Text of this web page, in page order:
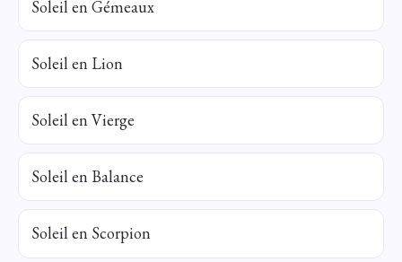
Soleil en Gémeaux
Soleil en Lion
Soleil en Vierge
Soleil en Balance
Soleil en Scorpion